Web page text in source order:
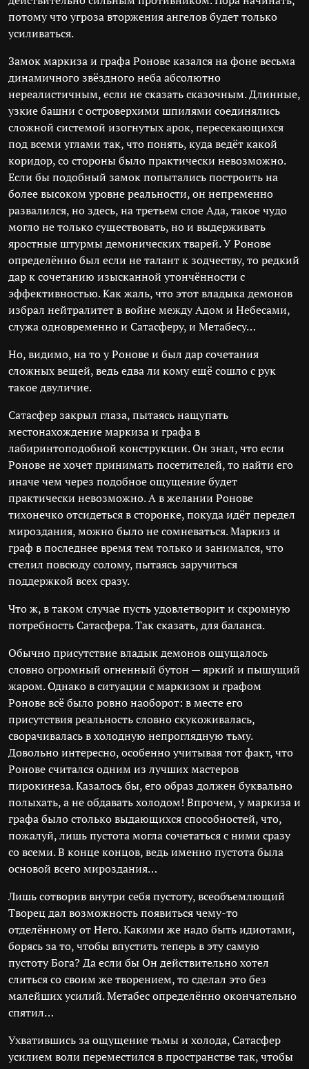
потому что угроза вторжения ангелов будет только
усиливаться.
Замок маркиза и графа Ронове казался на фоне весьма
динамичного звёздного неба абсолютно
нереалистичным, если не сказать сказочным. Длинные,
узкие башни с островерхими шпилями соединялись
сложной системой изогнутых арок, пересекающихся
под всеми углами так, что понять, куда ведёт какой
коридор, со стороны было практически невозможно.
Если бы подобный замок попытались построить на
более высоком уровне реальности, он непременно
развалился, но здесь, на третьем слое Ада, такое чудо
могло не только существовать, но и выдерживать
яростные штурмы демонических тварей. У Ронове
определённо был если не талант к зодчеству, то редкий
дар к сочетанию изысканной утончённости с
эффективностью. Как жаль, что этот владыка демонов
избрал нейтралитет в войне между Адом и Небесами,
служа одновременно и Сатасферу, и Метабесу…
Но, видимо, на то у Ронове и был дар сочетания
сложных вещей, ведь едва ли кому ещё сошло с рук
такое двуличие.
Сатасфер закрыл глаза, пытаясь нащупать
местонахождение маркиза и графа в
лабиринтоподобной конструкции. Он знал, что если
Ронове не хочет принимать посетителей, то найти его
иначе чем через подобное ощущение будет
практически невозможно. А в желании Ронове
тихонечко отсидеться в сторонке, покуда идёт передел
мироздания, можно было не сомневаться. Маркиз и
граф в последнее время тем только и занимался, что
стелил повсюду солому, пытаясь заручиться
поддержкой всех сразу.
Что ж, в таком случае пусть удовлетворит и скромную
потребность Сатасфера. Так сказать, для баланса.
Обычно присутствие владык демонов ощущалось
словно огромный огненный бутон — яркий и пышущий
жаром. Однако в ситуации с маркизом и графом
Ронове всё было ровно наоборот: в месте его
присутствия реальность словно скукоживалась,
сворачивалась в холодную непроглядную тьму.
Довольно интересно, особенно учитывая тот факт, что
Ронове считался одним из лучших мастеров
пирокинеза. Казалось бы, его образ должен буквально
полыхать, а не обдавать холодом! Впрочем, у маркиза и
графа было столько выдающихся способностей, что,
пожалуй, лишь пустота могла сочетаться с ними сразу
со всеми. В конце концов, ведь именно пустота была
основой всего мироздания…
Лишь сотворив внутри себя пустоту, всеобъемлющий
Творец дал возможность появиться чему-то
отделённому от Него. Какими же надо быть идиотами,
борясь за то, чтобы впустить теперь в эту самую
пустоту Бога? Да если бы Он действительно хотел
слиться со своим же творением, то сделал это без
малейших усилий. Метабес определённо окончательно
спятил…
Ухватившись за ощущение тьмы и холода, Сатасфер
усилием воли переместился в пространстве так, чтобы